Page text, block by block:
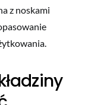
z noskami